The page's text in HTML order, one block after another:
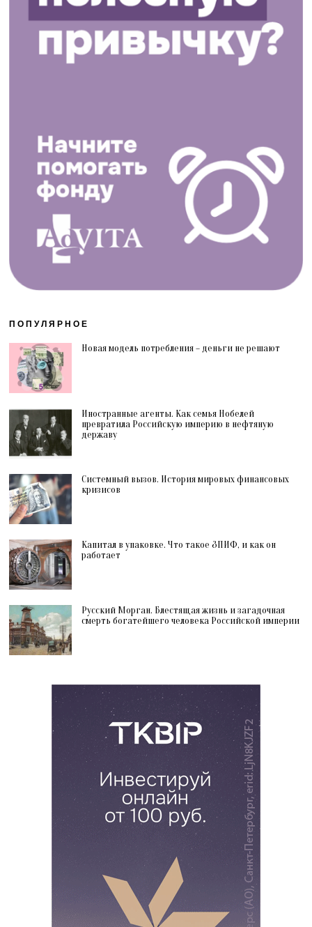
ПОПУЛЯРНОЕ
Новая модель потребления – деньги не решают
Иностранные агенты. Как семья Нобелей
превратила Российскую империю в нефтяную
державу
Системный вызов. История мировых финансовых
кризисов
Капитал в упаковке. Что такое ЗПИФ, и как он
работает
Русский Морган. Блестящая жизнь и загадочная
смерть богатейшего человека Российской империи